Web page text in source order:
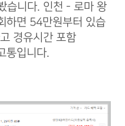
습니다. 인천 - 로마 왕
하면 54만원부터 있습
경유시간 포함
통입니다.